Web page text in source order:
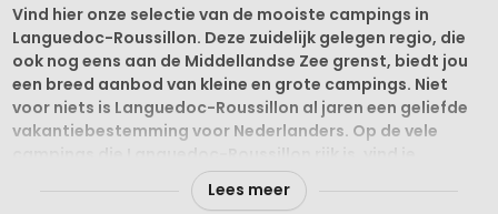
Vind hier onze selectie van de mooiste campings in
Languedoc-Roussillon. Deze zuidelijk gelegen regio, die
ook nog eens aan de Middellandse Zee grenst, biedt jou
een breed aanbod van kleine en grote campings. Niet
voor niets is Languedoc-Roussillon al jaren een geliefde
vakantiebestemming voor Nederlanders. Op de vele
bungalowtenten, stacaravans, kampeerplaatsen en
safaritenten. Luxueuze lodgetenten zorgen voor een
Lees meer